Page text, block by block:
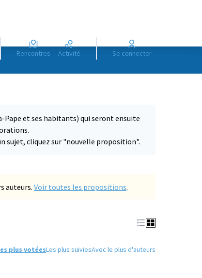
Rencontres Activité Se connecter
Pape et ses habitants) qui seront ensuite
sujet, cliquez sur "nouvelle proposition".
auteurs. Voir toutes les propositions.
plus votéesLes plus suiviesAvec le plus d'auteurs